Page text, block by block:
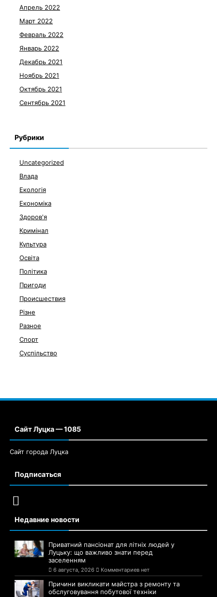
Апрель 2022
Март 2022
Февраль 2022
Январь 2022
Декабрь 2021
Ноябрь 2021
Октябрь 2021
Сентябрь 2021
Рубрики
Uncategorized
Влада
Екологія
Економіка
Здоров'я
Кримінал
Культура
Освіта
Політика
Пригоди
Происшествия
Різне
Разное
Спорт
Суспільство
Сайт Луцка — 1085
Сайт города Луцка
Подписаться
Недавние новости
Приватний пансіонат для літніх людей у
Луцьку: що важливо знати перед
заселенням
6 августа, 2026 Комментариев нет
Причини викликати майстра з ремонту та
обслуговування побутової техніки